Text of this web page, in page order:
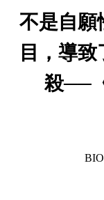
不是自願
目，導
殺──